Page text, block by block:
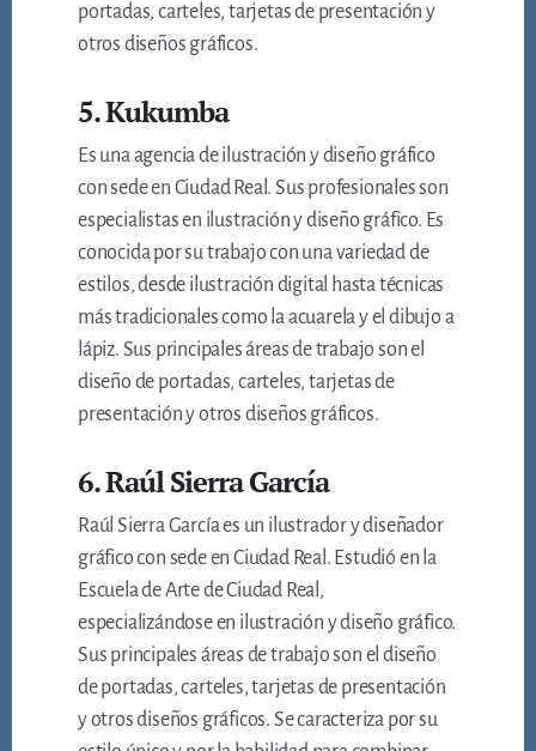
portadas, carteles, tarjetas de presentación y
otros diseños gráficos.
5. Kukumba
Es una agencia de ilustración y diseño gráfico
con sede en Ciudad Real. Sus profesionales son
especialistas en ilustración y diseño gráfico. Es
conocida por su trabajo con una variedad de
estilos, desde ilustración digital hasta técnicas
más tradicionales como la acuarela y el dibujo a
lápiz. Sus principales áreas de trabajo son el
diseño de portadas, carteles, tarjetas de
presentación y otros diseños gráficos.
6. Raúl Sierra García
Raúl Sierra García es un ilustrador y diseñador
gráfico con sede en Ciudad Real. Estudió en la
Escuela de Arte de Ciudad Real,
especializándose en ilustración y diseño gráfico.
Sus principales áreas de trabajo son el diseño
de portadas, carteles, tarjetas de presentación
y otros diseños gráficos. Se caracteriza por su